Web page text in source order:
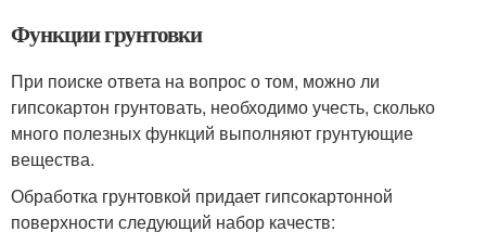
Функции грунтовки
При поиске ответа на вопрос о том, можно ли
гипсокартон грунтовать, необходимо учесть, сколько
много полезных функций выполняют грунтующие
вещества.
Обработка грунтовкой придает гипсокартонной
поверхности следующий набор качеств: